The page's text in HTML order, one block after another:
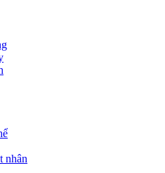
nhân